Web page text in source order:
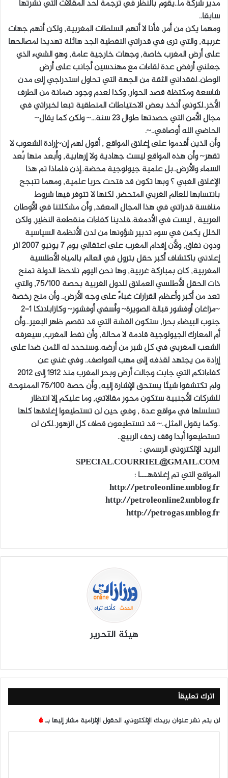
مدير شركة ما..يقوم بالنظر في ترجمة أحد المقالات التي نشرتها
سابقا..
ومهما يكن من أمر, فأنا لا أتهم السلطات المغربية, ولكن أتهم جهات
غربية, والتي ترى في قدراتي النفطية الجد هائلة تهديدا لمصالحها
على أرض المغرب خاصة, وجهات خارجية عامة, وهو الشيء الذي
جعلني أرفض عدة لقاءات مع مهندسين أجانب على أرض
الوطن..لفقداني الثقة من الجهة التي تحاول استدراجي إلى مدن
شاسعة ومكتظة قصد الحوار, وكذا لعدم وجود ضمانة من الطرف
الأخر..لكوني أتخذ بعض الاحتياطات المنطقية تبعا لخبراتي في
مجال الأمن التي حصدتها طوال 23 سنة…~ ولكن كما يقال~
الحاضي الله أوصافي..~.
وأن الذين أقدموا على إغلاق المواقع , أقول لهم إن~إرادة الشعوب لا
تقهر~ وأن هذه المواقع ليست جهادية ولا إرهابية, وأبعد منها بُعد
السماء والأرض..بل علمية جيولوجية محضة..إذن فلماذا تم هذا
الإغلاق الغبي ؟ وبها تكون قد فتحت حربا علمية, ومهما تتبجح
بانتسابها للعالم الغربي المتحضر, لكنها لا تتوفر فيها شروط
منافسة قدراتي في هذا المجال المعقد, وأن مشكلتنا في الأوطان
العربية , ليست في الأدمغة..فلدينا كفاءات منقطعة النظير, ولكن
الخلل يكمن في سوء تدبير شؤونها من لدن الأنظمة السياسية
ودون نفاق, ولأن إقدام المغرب على اعتقالي يوم 7 يونيو 2007 اثر
إعلاني باكتشاف أكبر حقل بترول في العالم بالمياه الأطلسية
المغربية, كان بمباركة غربية, وها نحن اليوم نلاحظ الدولة تمنح
ذات الحقل الأطلسي العملاق للدول الغربية بحصة 75/100, والتي
تعد من أكبر وأعظم القرارات غباءً على وجه الأرض.. وأن منح رخصة
~مزاغان أوفشور قبالة الصويرة~ وأسفي أوفشور~ وكازابلانكا 1-2
جنوب البيضاء بحرا, ستكون القشة التي قد تقصم ظهر البعير…وأن
أم المعارك الجيولوجية قادمة لا محالة, وأن نفط المغرب, سيعرفه
الشعب المغربي في كل شبر من أرضه..وسنحدد له الثمن ضدا على
إرادة من يجتهد لقذفه إلى مهب العواصف.. وفي غني عن
كفاءاتكم التي جابت وجالت أرض وبحر المغرب منذ 1912 إلى 2012
ولم تكتشفوا شيئا يستحق الإشارة إليه, وأن حصة 75/100 الممنوحة
للشركات الأجنبية ستكون محور مقالاتي, وما عليكم إلا انتظار
تسلسلها في مواقع عدة , وفي حين لن تستطيعوا إغلاقها كلها
..وكما يقول المثل..~ قد تستطيعون قطف كل الزهور..لكن لن
تستطيعوا أبدا وقف زحف الربيع..
البريد الإلكتروني الرسمي :
SPECIAL.COURRIEL@GMAIL.COM
المواقع التي تم إغلاقهـــا :
http://petroleonline.unblog.fr
http://petroleonline2.unblog.fr
http://petrogas.unblog.fr
هيئة التحرير
الوي
ب
وك
م
k
اترك تعليقاً
لن يتم نشر عنوان بريدك الإلكتروني.الحقول الإلزامية مشار إليها بـ*